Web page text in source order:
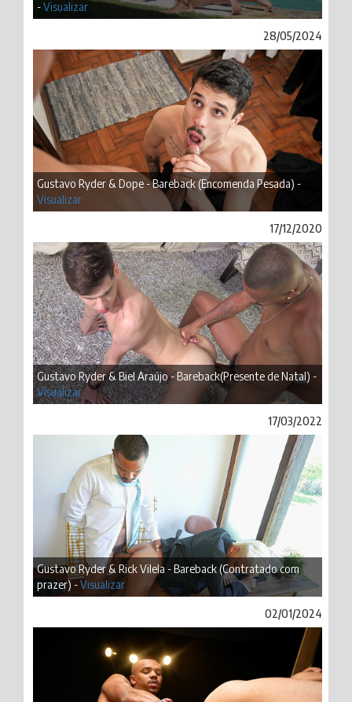
-Visualizar
28/05/2024
Gustavo Ryder & Dope - Bareback (Encomenda Pesada) -
Visualizar
17/12/2020
Gustavo Ryder & Biel Araújo - Bareback(Presente de Natal) -
Visualizar
17/03/2022
Gustavo Ryder & Rick Vilela - Bareback (Contratado com
prazer) -Visualizar
02/01/2024